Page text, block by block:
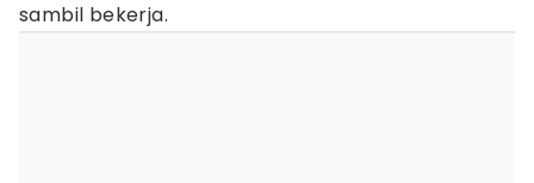
sambil bekerja.